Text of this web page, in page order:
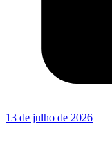
13 de julho de 2026